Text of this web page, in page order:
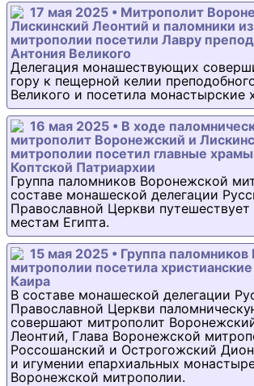
17 мая 2025 • Митрополит
Лискинский Леонтий и паломники
митрополии посетили Лавру
Антония Великого
Делегация монашествующих
гору к пещерной келии
Великого и посетила монастырские
16 мая 2025 • В ходе
митрополит Воронежский и
митрополии посетил главные
Коптской Патриархии
Группа паломников Воронежской
составе монашеской делегации
Православной Церкви
местам Египта.
15 мая 2025 • Группа
митрополии посетила
Каира
В составе монашеской делегации
Православной Церкви
совершают митрополит
Леонтий, Глава Воронежской
Россошанский и Острогожский
и игумении епархиальных
Воронежской митрополии.